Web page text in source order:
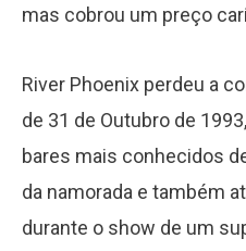
mas cobrou um preço
River Phoenix perdeu a
de 31 de Outubro de
bares mais conhecidos
da namorada e também
durante o show de um